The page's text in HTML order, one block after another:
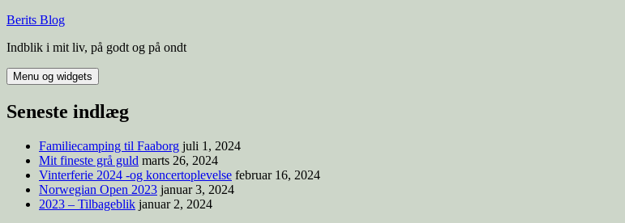
Hop
indhold
Berits Blog
Indblik i mit liv, på godt og på ondt
Menu og widgets
Seneste indlæg
Familiecamping til Faaborg juli 1, 2024
Mit fineste grå guld marts 26, 2024
Vinterferie 2024 -og koncertoplevelse februar 16, 2024
Norwegian Open 2023 januar 3, 2024
2023 – Tilbageblik januar 2, 2024